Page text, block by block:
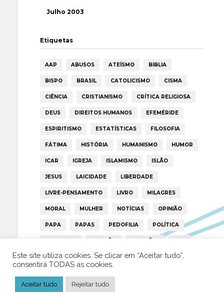
Julho 2003
Etiquetas
AAP ABUSOS ATEÍSMO BIBLIA
BISPO BRASIL CATOLICISMO CISMA
CIÊNCIA CRISTIANISMO CRÍTICA RELIGIOSA
DEUS DIREITOS HUMANOS EFEMÉRIDE
ESPIRITISMO ESTATÍSTICAS FILOSOFIA
FÁTIMA HISTÓRIA HUMANISMO HUMOR
ICAR IGREJA ISLAMISMO ISLÃO
JESUS LAICIDADE LIBERDADE
LIVRE-PENSAMENTO LIVRO MILAGRES
MORAL MULHER NOTÍCIAS OPINIÃO
PAPA PAPAS PEDOFILIA POLÍTICA
PORTUGAL RELIGIÃO RELIGIÕES RTP
TRUMP VATICANO
Este site utiliza cookies. Se clicar em “Aceitar tudo”,
consentirá TODAS as cookies.
Aceitar tudo Rejeitar tudo